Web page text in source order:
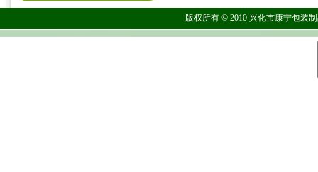
版权所有 © 2010 兴化市康宁包装